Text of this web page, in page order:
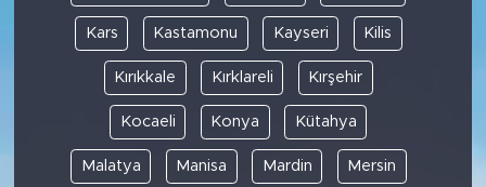
Kars Kastamonu Kayseri Kilis
Kırıkkale Kırklareli Kırşehir
Kocaeli Konya Kütahya
Malatya Manisa Mardin Mersin